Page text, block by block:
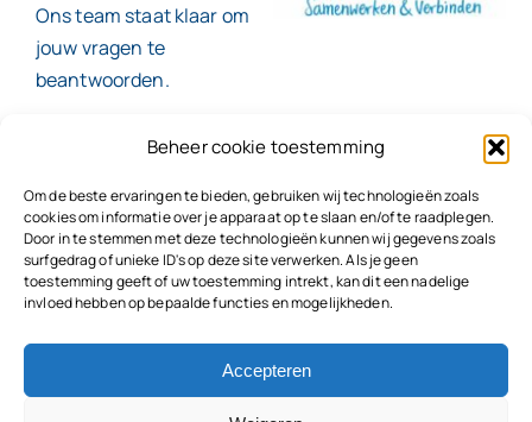
Beheer cookie toestemming
Om de beste ervaringen te bieden, gebruiken wij technologieën zoals
cookies om informatie over je apparaat op te slaan en/of te raadplegen.
Door in te stemmen met deze technologieën kunnen wij gegevens zoals
surfgedrag of unieke ID's op deze site verwerken. Als je geen
toestemming geeft of uw toestemming intrekt, kan dit een nadelige
invloed hebben op bepaalde functies en mogelijkheden.
Accepteren
Ons team staat klaar om
jouw vragen te
beantwoorden.
Contact
© 2026NBC Eelman & Partners |KvK: 78187591
Algemene voorwaarden|Disclaimer | Copyright |